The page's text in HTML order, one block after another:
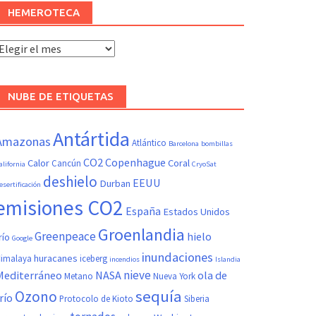
HEMEROTECA
Hemeroteca
NUBE DE ETIQUETAS
Antártida Atlántico Barcelona bombillas
Calor Cancún CO2Copenhague Coral CryoSat
deshielo Durban EEUU
CO2 España Estados Unidos
Google GreenpeaceGroenlandia hielo
huracanes iceberg incendios inundaciones Islandia
Metano NASA nieveNueva Yorkola de
Ozono Protocolo de Kioto sequía Siberia